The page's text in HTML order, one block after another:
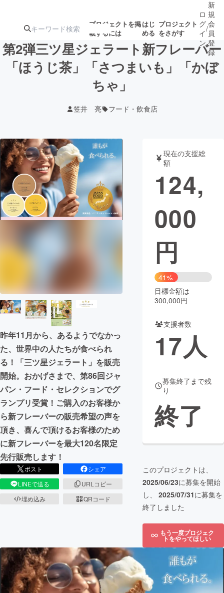
プロジェクトを掲
載するには
はじ
める
プロジェクト
をさがす
注目の新着プロ 募集終了が近いプ
テクノロジー・ガジェット
映像・映画 書籍・雑誌
ビジネス・起業 チャレンジ
まちづくり・地域活性化
CAMPFIRE for Social Good CAMPFIRE Creation
CAMPFIREふるさと納税
コミュニティ
ロ
グ
イ
ン
/
新
規
会
員
登
録
第2弾三ツ星ジェラート新フレーバー
「ほうじ茶」「さつまいも」「かぼ
ちゃ」
笠井 亮 フード・飲食店
昨年11月から、あるようでなかっ
た、世界中の人たちが食べられ
る！「三ツ星ジェラート」を販売
開始。おかげさまで、第86回ジャ
パン・フード・セレクションでグ
ランプリ受賞！ご購入のお客様か
ら新フレーバーの販売希望の声を
頂き、喜んで頂けるお客様のため
に新フレーバーを最大120名限定
先行販売します！
ポスト
シェア
LINEで送る
URLコピー
埋め込み
QRコード
現在の支援総
額
124,
000
円
41%
目標金額は
300,000円
支援者数
17人
募集終了まで残
り
終了
このプロジェクトは、
2025/06/23に募集を開始
し、 2025/07/31に募集を
終了しました
もう一度プロジェク
トをやってほしい